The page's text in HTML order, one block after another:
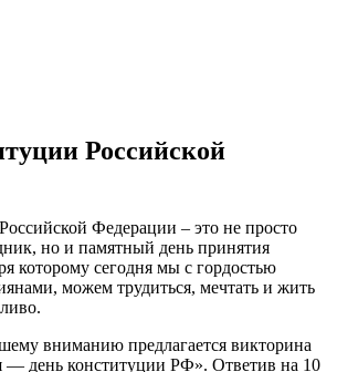
Российской
Федерации – это не просто
но и памятный день принятия
которому сегодня мы с гордостью
можем трудиться, мечтать и жить
вниманию предлагается викторина
— день конституции РФ». Ответив на 10